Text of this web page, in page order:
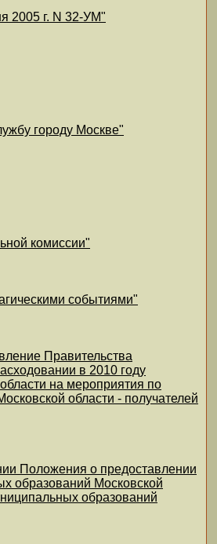
2005 г. N 32-УМ"
городу Москве"
комиссии"
событиями"
Правительства
в 2010 году
на мероприятия по
области - получателей
Положения о предоставлении
образований Московской
образований